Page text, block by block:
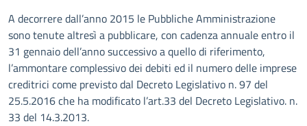
A decorrere dall’anno 2015 le Pubbliche Amministrazione
sono tenute altresì a pubblicare, con cadenza annuale entro il
31 gennaio dell’anno successivo a quello di riferimento,
l’ammontare complessivo dei debiti ed il numero delle imprese
creditrici come previsto dal Decreto Legislativo n. 97 del
25.5.2016 che ha modificato l’art.33 del Decreto Legislativo. n.
33 del 14.3.2013.